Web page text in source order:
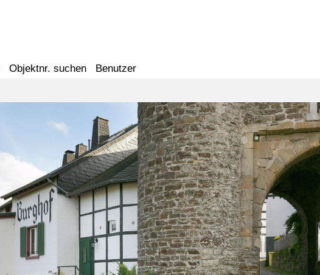
Objektnr. suchen Benutzer